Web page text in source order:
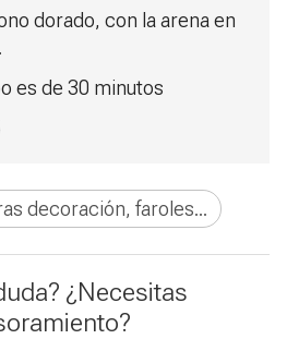
dorado, con la arena en
es de 30 minutos
decoración, faroles...
¿Necesitas